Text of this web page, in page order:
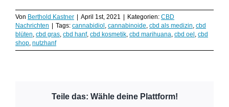
Von Berthold Kastner | April 1st, 2021 | Kategorien: CBD
Nachrichten | Tags: cannabidiol, cannabinoide, cbd als medizin, cbd
blüten, cbd gras, cbd hanf, cbd kosmetik, cbd marihuana, cbd oel, cbd
shop, nutzhanf
Teile das: Wähle deine Plattform!